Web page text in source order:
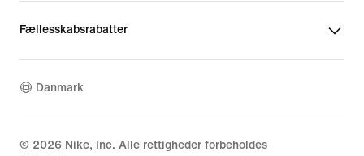
Fællesskabsrabatter
Danmark
© 2026 Nike, Inc. Alle rettigheder forbeholdes